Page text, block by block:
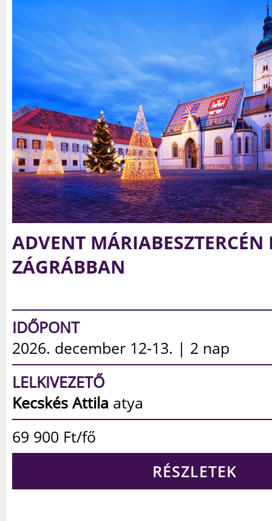
ADVENT MÁRIACELLBEN
IDŐPONT
2026. december 19-20. | 2 nap
LELKIVEZETŐ
Bajnai Istvánatya
89 900 Ft/fő
RÉSZLETEK